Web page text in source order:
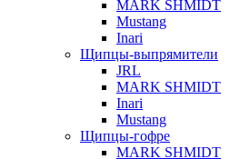
MARK SHMIDT
Mustang
Inari
Щипцы-выпрямители
JRL
MARK SHMIDT
Inari
Mustang
Щипцы-гофре
MARK SHMIDT